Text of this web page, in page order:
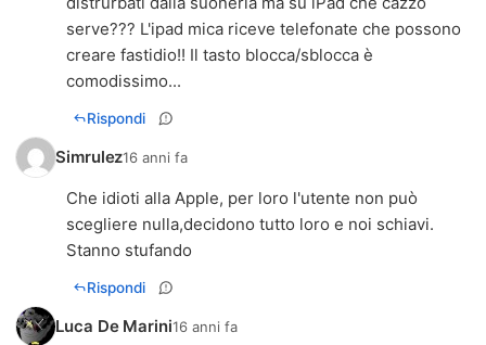
serve??? L'ipad mica riceve telefonate che possono
creare fastidio!! Il tasto blocca/sblocca è
comodissimo...
Rispondi
Simrulez16 anni fa
Che idioti alla Apple, per loro l'utente non può
scegliere nulla,decidono tutto loro e noi schiavi.
Stanno stufando
Rispondi
Luca De Marini16 anni fa